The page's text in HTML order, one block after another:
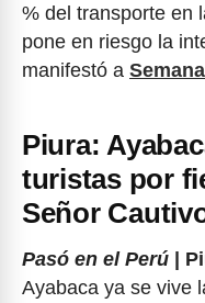
% del transporte en
pone en riesgo la
manifestó a
Piura:
turistas por
Señor
Pasó en el Perú |
Ayabaca ya se vive